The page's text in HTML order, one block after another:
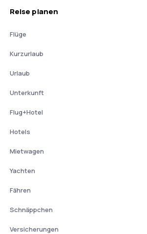
Reise planen
Flüge
Kurzurlaub
Urlaub
Unterkunft
Flug+Hotel
Hotels
Mietwagen
Yachten
Fähren
Schnäppchen
Versicherungen